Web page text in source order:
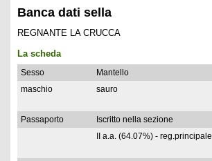
Banca dati sella
REGNANTE LA CRUCCA
La scheda
Sesso Mantello
maschio
sauro
Passaporto Iscritto nella sezione
II a.a. (64.07%) - reg.principale